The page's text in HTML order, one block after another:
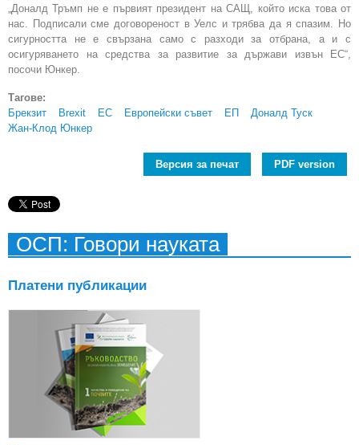
„Доналд Тръмп не е първият президент на САЩ, който иска това от
нас. Подписали сме договореност в Уелс и трябва да я спазим. Но
сигурността не е свързана само с разходи за отбрана, а и с
осигуряването на средства за развитие за държави извън ЕС“,
посочи Юнкер.
Тагове:
Брекзит
Brexit ЕС Европейски съвет ЕП
Доналд Туск
Жан-Клод Юнкер
Версия за печат PDF version
ОСП: Говори науката
Платени публикации